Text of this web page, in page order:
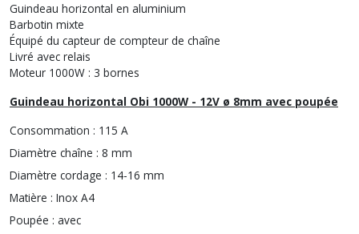
Guindeau horizontal en aluminium
Barbotin mixte
Équipé du capteur de compteur de chaîne
Livré avec relais
Moteur 1000W : 3 bornes
Guindeau horizontal Obi 1000W - 12V ø 8mm avec poupée
Consommation : 115 A
Diamètre chaîne : 8 mm
Diamètre cordage : 14-16 mm
Matière : Inox A4
Poupée : avec